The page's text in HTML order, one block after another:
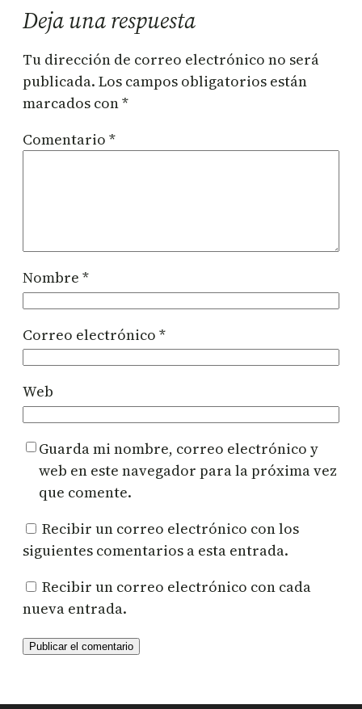
Deja una respuesta
Tu dirección de correo electrónico no será
publicada. Los campos obligatorios están
marcados con*
Comentario *
Nombre *
Correo electrónico *
Web
Guarda mi nombre, correo electrónico y
web en este navegador para la próxima vez
que comente.
Recibir un correo electrónico con los
siguientes comentarios a esta entrada.
Recibir un correo electrónico con cada
nueva entrada.